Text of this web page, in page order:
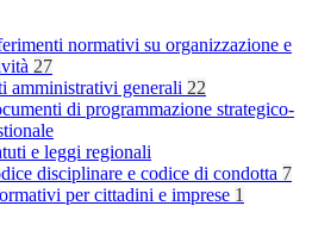
normativi su organizzazione e
27
amministrativi generali 22
di programmazione strategico-
e leggi regionali
disciplinare e codice di condotta 7
per cittadini e imprese 1